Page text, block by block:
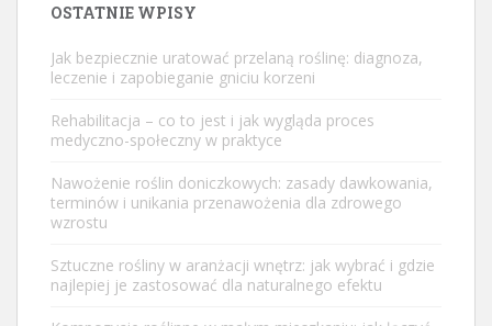
OSTATNIE WPISY
Jak bezpiecznie uratować przelaną roślinę: diagnoza,
leczenie i zapobieganie gniciu korzeni
Rehabilitacja – co to jest i jak wygląda proces
medyczno-społeczny w praktyce
Nawożenie roślin doniczkowych: zasady dawkowania,
terminów i unikania przenawożenia dla zdrowego
wzrostu
Sztuczne rośliny w aranżacji wnętrz: jak wybrać i gdzie
najlepiej je zastosować dla naturalnego efektu